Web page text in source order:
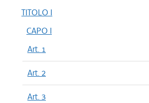
TITOLO I
CAPO I
Art. 1
Art. 2
Art. 3